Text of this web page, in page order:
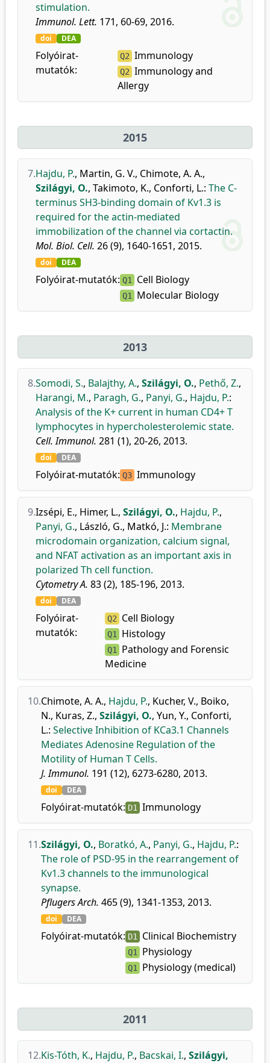
stimulation.
Immunol. Lett. 171, 60-69, 2016.
doi DEA
Folyóirat-
mutatók:
Q2 Immunology
Q2 Immunology and
Allergy
2015
7.Hajdu, P., Martin, G. V., Chimote, A. A.,
Szilágyi, O., Takimoto, K., Conforti, L.: The C-
terminus SH3-binding domain of Kv1.3 is
required for the actin-mediated
immobilization of the channel via cortactin.
Mol. Biol. Cell. 26 (9), 1640-1651, 2015.
doi DEA
Folyóirat-mutatók: Q1 Cell Biology
Q1 Molecular Biology
2013
8.Somodi, S., Balajthy, A., Szilágyi, O., Pethő, Z.,
Harangi, M., Paragh, G., Panyi, G., Hajdu, P.:
Analysis of the K+ current in human CD4+ T
lymphocytes in hypercholesterolemic state.
Cell. Immunol. 281 (1), 20-26, 2013.
doi DEA
Folyóirat-mutatók: Q3 Immunology
9.Izsépi, E., Himer, L., Szilágyi, O., Hajdu, P.,
Panyi, G., László, G., Matkó, J.: Membrane
microdomain organization, calcium signal,
and NFAT activation as an important axis in
polarized Th cell function.
Cytometry A. 83 (2), 185-196, 2013.
doi DEA
Folyóirat-
mutatók:
Q2 Cell Biology
Q1 Histology
Q1 Pathology and Forensic
Medicine
10.Chimote, A. A., Hajdu, P., Kucher, V., Boiko,
N., Kuras, Z., Szilágyi, O., Yun, Y., Conforti,
L.: Selective Inhibition of KCa3.1 Channels
Mediates Adenosine Regulation of the
Motility of Human T Cells.
J. Immunol. 191 (12), 6273-6280, 2013.
doi DEA
Folyóirat-mutatók: D1 Immunology
11.Szilágyi, O., Boratkó, A., Panyi, G., Hajdu, P.:
The role of PSD-95 in the rearrangement of
Kv1.3 channels to the immunological
synapse.
Pflugers Arch. 465 (9), 1341-1353, 2013.
doi DEA
Folyóirat-mutatók: D1 Clinical Biochemistry
Q1 Physiology
Q1 Physiology (medical)
2011
12.Kis-Tóth, K., Hajdu, P., Bacskai, I., Szilágyi,